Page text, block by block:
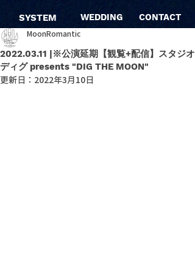
SYSTEM WEDDING CONTACT
2022.03.11 |※公演延期【観覧+配信】スタジオ
ディグ presents "DIG THE MOON"
MoonRomantic
更新日： 2022年3月10日